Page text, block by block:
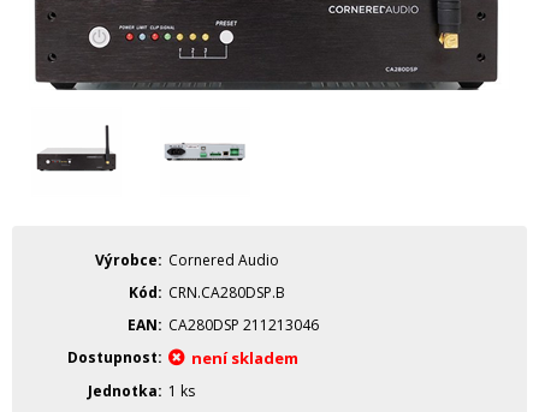
Výrobce
Cornered Audio
Kód
CRN.CA280DSP.B
EAN
CA280DSP 211213046
Dostupnost
není skladem
Jednotka
1 ks